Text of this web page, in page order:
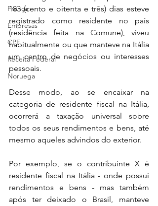
França
Empresas
CPF
Receita Federal
Noruega
183 (cento e oitenta e três) dias esteve
registrado como residente no país
(residência feita na Comune), viveu
habitualmente ou que manteve na Itália
um centro de negócios ou interesses
pessoais.
Desse modo, ao se encaixar na
categoria de residente fiscal na Itália,
ocorrerá a taxação universal sobre
todos os seus rendimentos e bens, até
mesmo aqueles advindos do exterior.
Por exemplo, se o contribuinte X é
residente fiscal na Itália - onde possui
rendimentos e bens - mas também
após ter deixado o Brasil, manteve